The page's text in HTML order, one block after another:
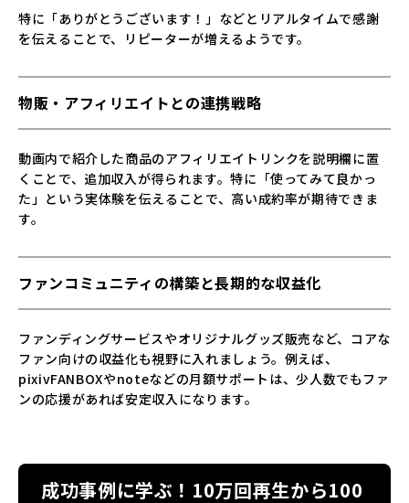
特に「ありがとうございます！」などとリアルタイムで感謝
を伝えることで、リピーターが増えるようです。
物販・アフィリエイトとの連携戦略
動画内で紹介した商品のアフィリエイトリンクを説明欄に置
くことで、追加収入が得られます。特に「使ってみて良かっ
た」という実体験を伝えることで、高い成約率が期待できま
す。
ファンコミュニティの構築と長期的な収益化
ファンディングサービスやオリジナルグッズ販売など、コアな
ファン向けの収益化も視野に入れましょう。例えば、
pixivFANBOXやnoteなどの月額サポートは、少人数でもファ
ンの応援があれば安定収入になります。
成功事例に学ぶ！10万回再生から100